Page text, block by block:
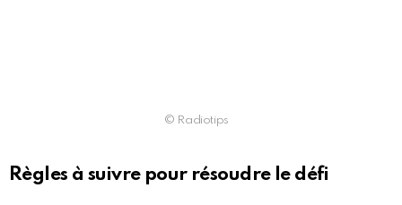
© Radiotips
Règles à suivre pour résoudre le défi